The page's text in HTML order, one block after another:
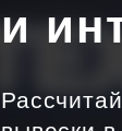
и